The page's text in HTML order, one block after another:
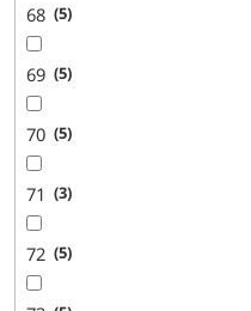
68 5
69 5
70 5
71 3
72 5